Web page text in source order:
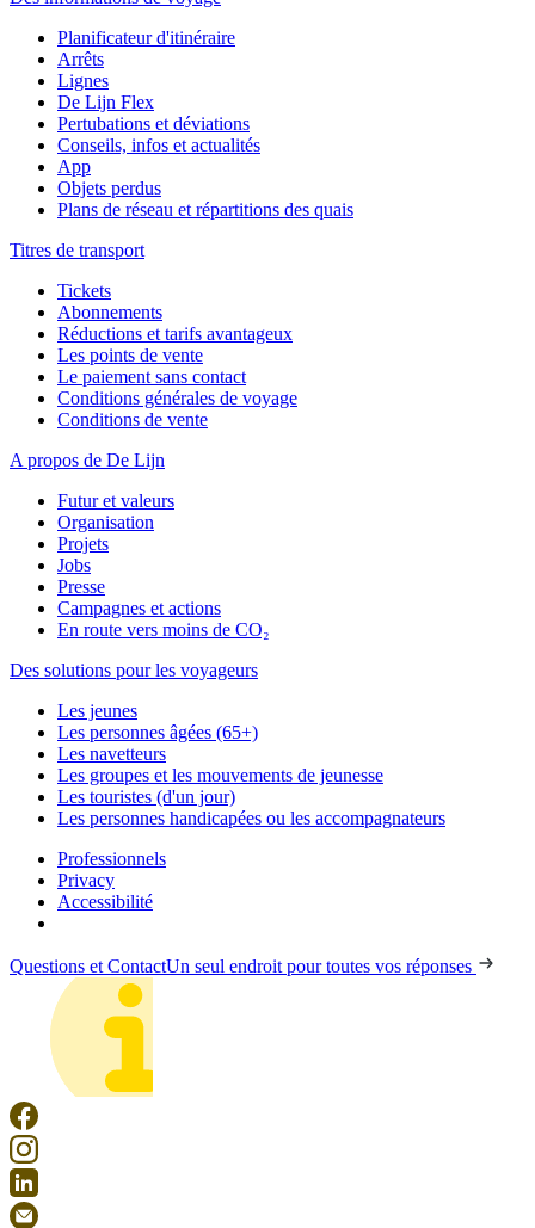
Planificateur d'itinéraire
Arrêts
Lignes
De Lijn Flex
Pertubations et déviations
Conseils, infos et actualités
App
Objets perdus
Plans de réseau et répartitions des quais
Titres de transport
Tickets
Abonnements
Réductions et tarifs avantageux
Les points de vente
Le paiement sans contact
Conditions générales de voyage
Conditions de vente
A propos de De Lijn
Futur et valeurs
Organisation
Projets
Jobs
Presse
Campagnes et actions
En route vers moins de CO₂
Des solutions pour les voyageurs
Les jeunes
Les personnes âgées (65+)
Les navetteurs
Les groupes et les mouvements de jeunesse
Les touristes (d'un jour)
Les personnes handicapées ou les accompagnateurs
Professionnels
Privacy
Accessibilité
Questions et ContactUn seul endroit pour toutes vos réponses